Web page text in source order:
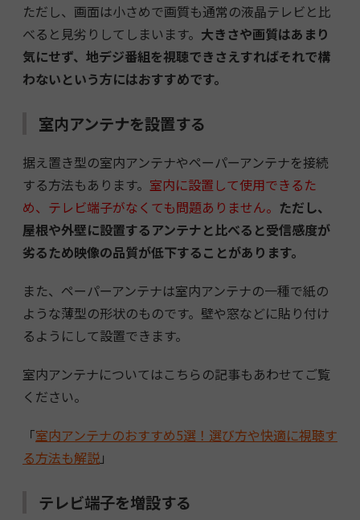
ただし、画面は小さめで画質も通常の液晶テレビと比
べると見劣りしてしまいます。 大きさや画質はあまり
気にせず、地デジ番組を視聴できさえすればそれで構
わないという方にはおすすめです。
室内アンテナを設置する
据え置き型の室内アンテナやペーパーアンテナを接続
する方法もあります。 室内に設置して使用できるた
め、テレビ端子がなくても問題ありません。 ただし、
屋根や外壁に設置するアンテナと比べると受信感度が
劣るため映像の品質が低下することがあります。
また、ペーパーアンテナは室内アンテナの一種で紙の
ような薄型の形状のものです。壁や窓などに貼り付け
るようにして設置できます。
室内アンテナについてはこちらの記事もあわせてご覧
ください。
「室内アンテナのおすすめ5選！選び方や快適に視聴す
る方法も解説」
テレビ端子を増設する